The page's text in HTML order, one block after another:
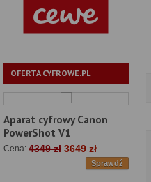
OFERTA CYFROWE.PL
Aparat cyfrowy Canon
PowerShot V1
Cena: 4349 zł 3649 zł
Sprawdź